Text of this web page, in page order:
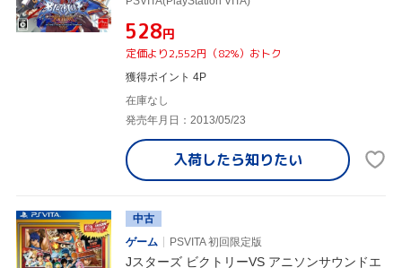
¥528円
定価より2,552円（82%）おトク
獲得ポイント 4P
在庫なし
発売年月日：2013/05/23
入荷したら知りたい
中古
ゲーム
PSVITA 初回限定版
Jスターズ ビクトリーVS アニソンサウンドエ